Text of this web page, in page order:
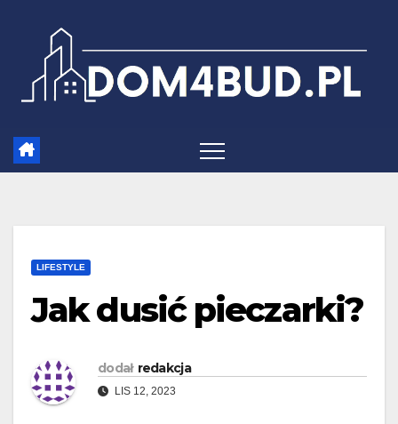
LIFESTYLE
Jak dusić pieczarki?
dodał redakcja
LIS 12, 2023